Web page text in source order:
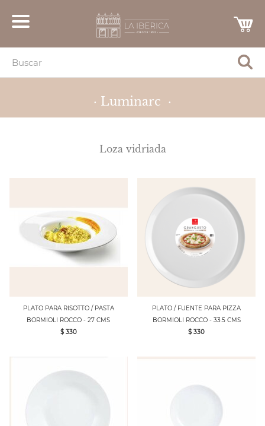
· Luminarc ·
Loza vidriada
PLATO PARA RISOTTO / PASTA
BORMIOLI ROCCO - 27 CMS
$ 330
PLATO / FUENTE PARA PIZZA
BORMIOLI ROCCO - 33.5 CMS
$ 330